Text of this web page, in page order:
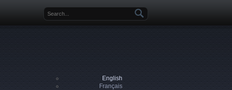
Search form
English
Français